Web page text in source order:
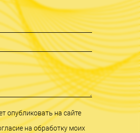
опубликовать на сайте
на обработку моих